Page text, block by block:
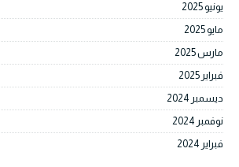
يونيو 2025
مايو 2025
مارس 2025
فبراير 2025
ديسمبر 2024
نوفمبر 2024
فبراير 2024